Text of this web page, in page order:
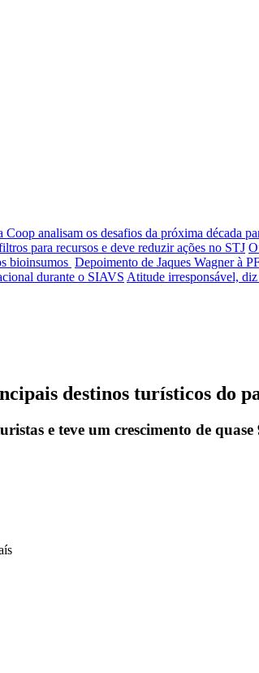
analisam os desafios da próxima década
para recursos e deve reduzir ações no STJ
bioinsumos Depoimento de Jaques Wagner à
durante o SIAVS Atitude irresponsável,
destinos turísticos do
e teve um crescimento de